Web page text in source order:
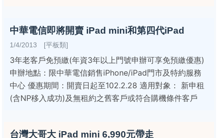
中華電信即將開賣 iPad mini和第四代iPad
1/4/2013 [平板類]
3年老客戶免預繳(年資3年以上門號申辦可享免預繳優惠)
申辦地點：限中華電信銷售iPhone/iPad門市及特約服務
中心 優惠期間：開賣日起至102.2.28 適用對象： 新申租
(含NP移入成功)及無租約之舊客戶或符合購機條件客戶
台灣大哥大 iPad mini 6,990元帶走